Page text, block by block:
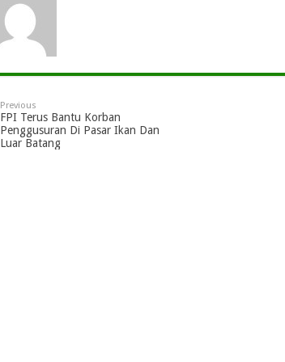
Previous
FPI Terus Bantu Korban
Penggusuran Di Pasar Ikan Dan
Luar Batang